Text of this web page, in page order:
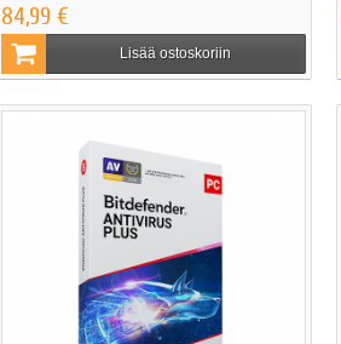
84,99 €
Lisää ostoskoriin